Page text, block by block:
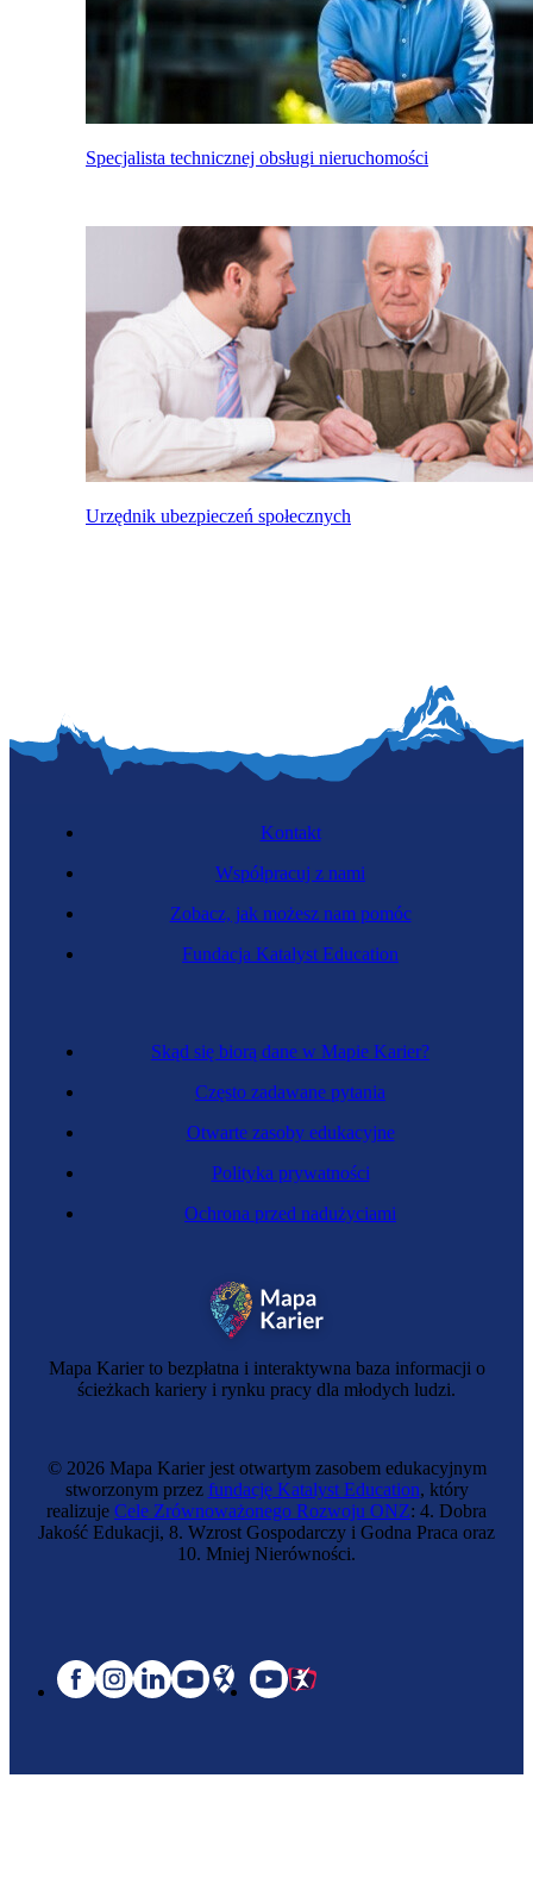
Specjalista technicznej obsługi nieruchomości
Urzędnik ubezpieczeń społecznych
Mapa Karier to bezpłatna i interaktywna baza informacji o
ścieżkach kariery i rynku pracy dla młodych ludzi.
Skąd się biorą dane w Mapie Karier?
Często zadawane pytania
Otwarte zasoby edukacyjne
Polityka prywatności
Ochrona przed nadużyciami
Kontakt
Współpracuj z nami
Zobacz, jak możesz nam pomóc
Fundacja Katalyst Education
© 2026 Mapa Karier jest otwartym zasobem edukacyjnym
stworzonym przez fundację Katalyst Education, który
realizuje Cele Zrównoważonego Rozwoju ONZ: 4. Dobra
Jakość Edukacji, 8. Wzrost Gospodarczy i Godna Praca oraz
10. Mniej Nierówności.